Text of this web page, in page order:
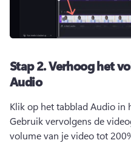
Stap 2.Verhoog het
Audio
Gebruik vervolgens de
volume van je video tot